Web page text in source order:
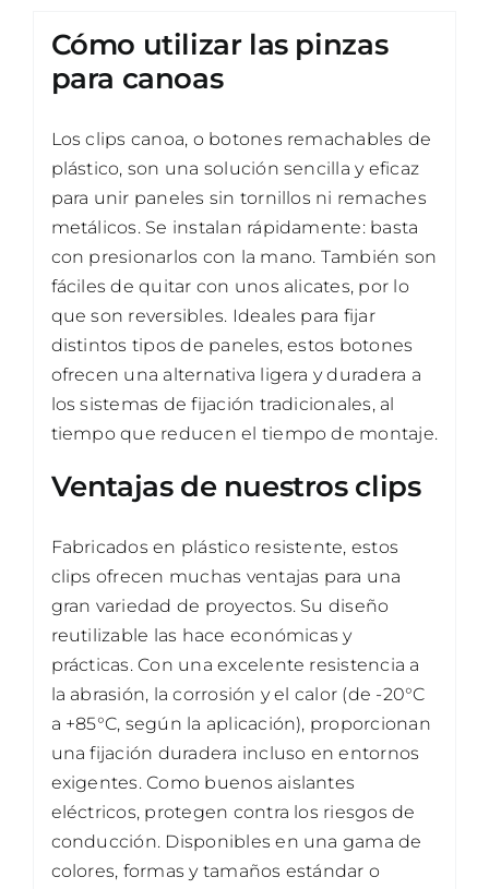
Cómo utilizar las pinzas
para canoas
Los clips canoa, o botones remachables de
plástico, son una solución sencilla y eficaz
para unir paneles sin tornillos ni remaches
metálicos. Se instalan rápidamente: basta
con presionarlos con la mano. También son
fáciles de quitar con unos alicates, por lo
que son reversibles. Ideales para fijar
distintos tipos de paneles, estos botones
ofrecen una alternativa ligera y duradera a
los sistemas de fijación tradicionales, al
tiempo que reducen el tiempo de montaje.
Ventajas de nuestros clips
Fabricados en plástico resistente, estos
clips ofrecen muchas ventajas para una
gran variedad de proyectos. Su diseño
reutilizable las hace económicas y
prácticas. Con una excelente resistencia a
la abrasión, la corrosión y el calor (de -20°C
a +85°C, según la aplicación), proporcionan
una fijación duradera incluso en entornos
exigentes. Como buenos aislantes
eléctricos, protegen contra los riesgos de
conducción. Disponibles en una gama de
colores, formas y tamaños estándar o